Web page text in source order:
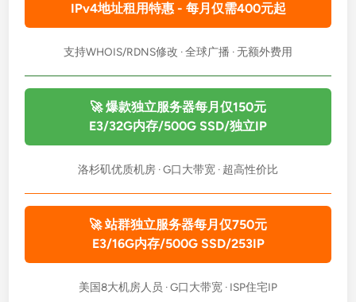
IPv4地址租用特惠 - 每月仅需400元起
支持WHOIS/RDNS修改 · 全球广播 · 无额外费用
🚀 爆款独立服务器每月仅150元
E3/32G内存/500G SSD/独立IP
洛杉矶优质机房 · G口大带宽 · 超高性价比
🚀 站群独立服务器每月仅750元
E3/16G内存/500G SSD/253IP
美国8大机房人员 · G口大带宽 · ISP住宅IP